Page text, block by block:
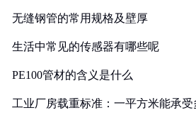
无缝钢管的常用规格及壁厚
生活中常见的传感器有哪些呢
PE100管材的含义是什么
工业厂房载重标准：一平方米能承